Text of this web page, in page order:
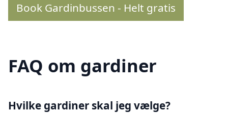
Book Gardinbussen - Helt gratis
FAQ om gardiner
Hvilke gardiner skal jeg vælge?